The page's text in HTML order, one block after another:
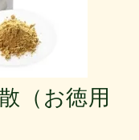
（お徳用